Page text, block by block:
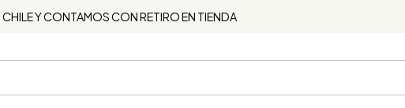
Y CONTAMOS CON RETIRO EN TIENDA